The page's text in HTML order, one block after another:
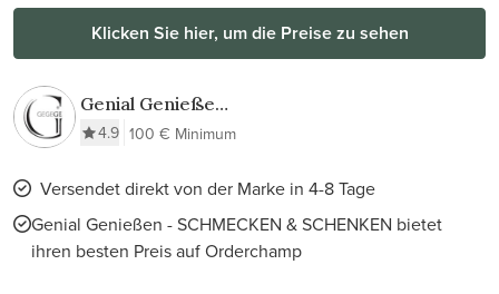
Klicken Sie hier, um die Preise zu sehen
Genial Genießen
- SCHMECKEN &
4.9 100 € Minimum
Versendet direkt von der Marke in 4-8 Tage
Genial Genießen - SCHMECKEN & SCHENKEN bietet
ihren besten Preis auf Orderchamp